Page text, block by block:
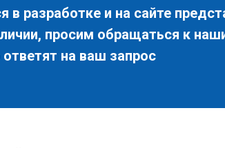
разработке и на сайте
просим обращаться к
на ваш запрос